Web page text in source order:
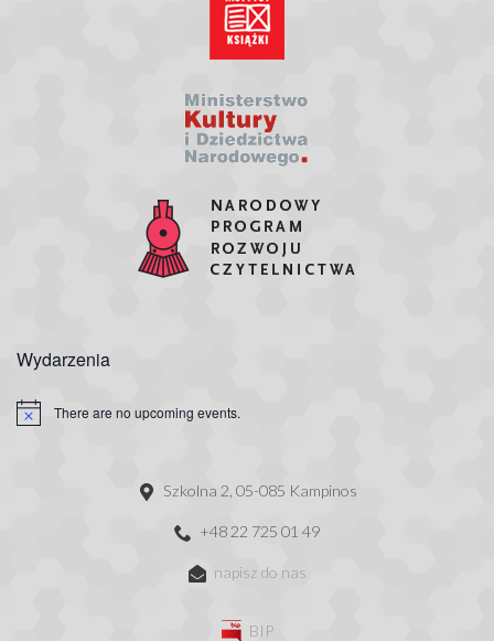
Wydarzenia
There are no upcoming events.
Szkolna 2, 05-085 Kampinos
+48 22 725 01 49
napisz do nas
BIP